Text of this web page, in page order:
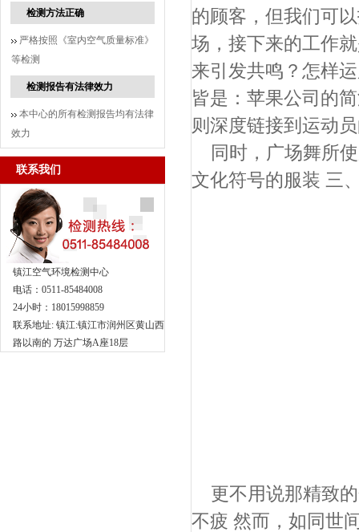
检测方法正确
严格按照《室内空气质量标准》
等检测
检测报告有法律效力
本中心的所有检测报告均有法律
效力
联系我们
镇江空气环境检测中心
电话：0511-85484008
24小时：18015998859
联系地址: 镇江:镇江市润州区黄山西
路以南的 万达广场A座18层
的顾客，但我们可
场，接下来的工作
来引发共鸣？怎样
皆是：苹果公司的
则深度链接到运动
同时，广场舞所
文化符号的服装 三
更不用说那精致
不疲 然而，如同世